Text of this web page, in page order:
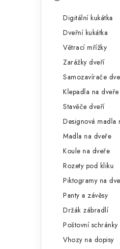
Digitální kukátka
Dveřní kukátka
Větrací mřížky
Zarážky dveří
Samozavírače
Klepadla na dveře
Stavěče dveří
Designová madla
Madla na dveře
Koule na dveře
Rozety pod kliku
Piktogramy na
Panty a závěsy
Držák zábradlí
Poštovní schránky
Vhozy na dopisy